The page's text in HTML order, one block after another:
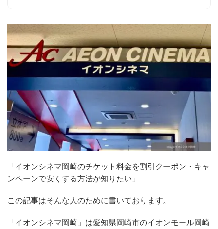
「イオンシネマ岡崎のチケット料金を割引クーポン・キャ
ンペーンで安くする方法が知りたい」
この記事はそんな人のために書いております。
「イオンシネマ岡崎」は愛知県岡崎市のイオンモール岡崎